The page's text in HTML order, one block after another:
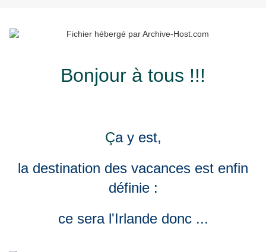
Bonjour à tous !!!
Ça y est,
la destination des vacances est enfin
définie :
ce sera l'Irlande donc ...